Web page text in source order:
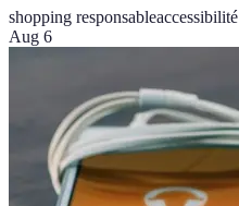
shopping responsableaccessibilité
Aug 6